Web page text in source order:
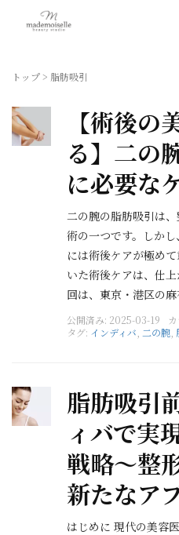
トップ> 脂肪吸引
【術後の
る】二の
に必要な
二の腕の脂肪吸引は
術の一つです。しか
には術後ケアが極め
いた術後ケアは、仕
回は、東京・港区の
公開済み: 2025-03-19
タグ: インディバ 二の腕
脂肪吸引
ィバで実
戦略～整
新たなア
はじめに 現代の美容